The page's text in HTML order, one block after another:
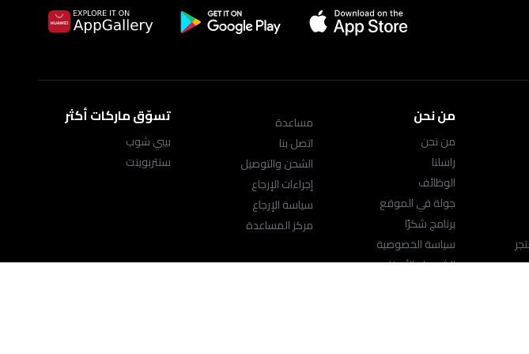
من نحن
من نحن
راسلنا
الوظائف
جولة في الموقع
برنامج شكرًا
سياسة الخصوصية
الشروط والأحكام
مساعدة
اتصل بنا
الشحن والتوصيل
إجراءات الإرجاع
سياسة الإرجاع
مركز المساعدة
تسوّق ماركات أكثر
بيبي شوب
سنتربوينت